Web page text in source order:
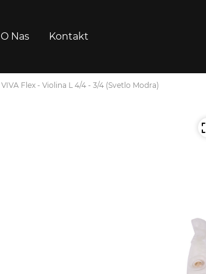
O Nas Kontakt
VIVA Flex - Violina L 4/4 - 3/4 (Svetlo Modra)